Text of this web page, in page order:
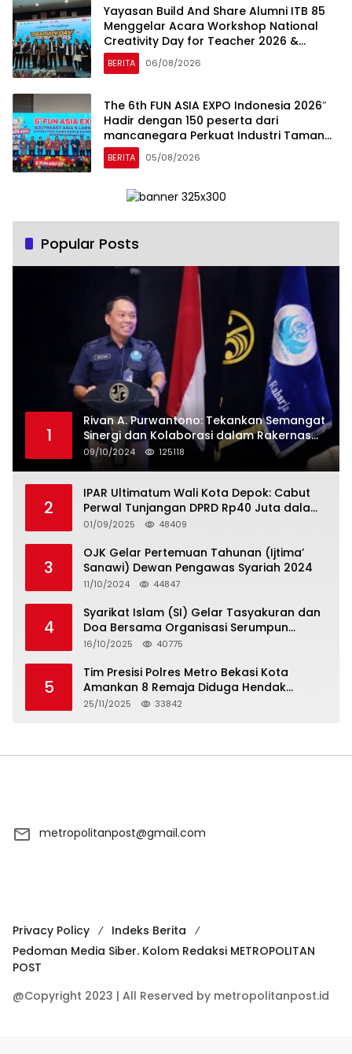
Yayasan Build And Share Alumni ITB 85
Menggelar Acara Workshop National
Creativity Day for Teacher 2026 &
Dibuka Resmi Pramono Anung (Gubernur
DKI Jakarta)
BERITA 06/08/2026
The 6th FUN ASIA EXPO Indonesia 2026″
Hadir dengan 150 peserta dari
mancanegara Perkuat Industri Taman
Rekreasi dan Ekosistem Pariwisata di
Tanah Air
BERITA 05/08/2026
Popular Posts
1
Rivan A. Purwantono: Tekankan Semangat
Sinergi dan Kolaborasi dalam Rakernas
Serikat Pekerja Jasa Raharja
09/10/2024 125118
2
IPAR Ultimatum Wali Kota Depok: Cabut
Perwal Tunjangan DPRD Rp40 Juta dalam
5 Hari atau Hadapi Aksi Rakyat
01/09/2025 48409
3
OJK Gelar Pertemuan Tahunan (Ijtima’
Sanawi) Dewan Pengawas Syariah 2024
11/10/2024 44847
4
Syarikat Islam (SI) Gelar Tasyakuran dan
Doa Bersama Organisasi Serumpun
Syarikat Islam Doa
16/10/2025 40775
5
Tim Presisi Polres Metro Bekasi Kota
Amankan 8 Remaja Diduga Hendak
Tawuran
25/11/2025 33842
metropolitanpost@gmail.com
Privacy Policy
Indeks Berita
Pedoman Media Siber. Kolom Redaksi METROPOLITAN
POST
@Copyright 2023 | All Reserved by metropolitanpost.id